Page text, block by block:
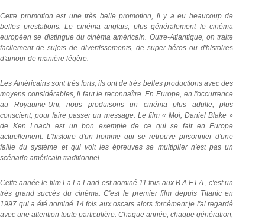
Cette promotion est une très belle promotion, il y a eu beaucoup de
belles prestations. Le cinéma anglais, plus généralement le cinéma
européen se distingue du cinéma américain. Outre-Atlantique, on traite
facilement de sujets de divertissements, de super-héros ou d'histoires
d'amour de manière légère.
Les Américains sont très forts, ils ont de très belles productions avec des
moyens considérables, il faut le reconnaître. En Europe, en l'occurrence
au Royaume-Uni, nous produisons un cinéma plus adulte, plus
conscient, pour faire passer un message. Le film « Moi, Daniel Blake »
de Ken Loach est un bon exemple de ce qui se fait en Europe
actuellement. L'histoire d'un homme qui se retrouve prisonnier d'une
faille du système et qui voit les épreuves se multiplier n'est pas un
scénario américain traditionnel.
Cette année le film La La Land est nominé 11 fois aux B.A.F.T.A., c'est un
très grand succès du cinéma. C'est le premier film depuis Titanic en
1997 qui a été nominé 14 fois aux oscars alors forcément je l'ai regardé
avec une attention toute particulière. Chaque année, chaque génération,